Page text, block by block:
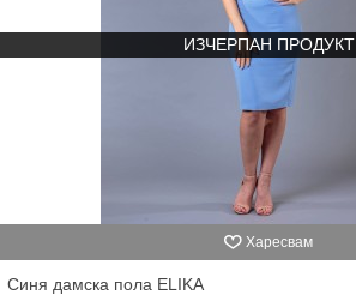
ИЗЧЕРПАН ПРОДУКТ
Харесвам
Синя дамска пола ELIKA